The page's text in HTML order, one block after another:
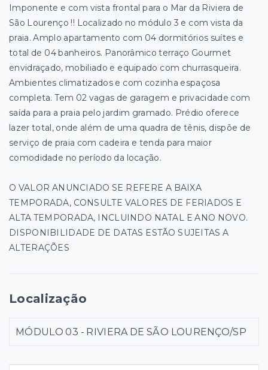
Imponente e com vista frontal para o Mar da Riviera de
São Lourenço !! Localizado no módulo 3 e com vista da
praia. Amplo apartamento com 04 dormitórios suítes e
total de 04 banheiros. Panorâmico terraço Gourmet
envidraçado, mobiliado e equipado com churrasqueira.
Ambientes climatizados e com cozinha espaçosa
completa. Tem 02 vagas de garagem e privacidade com
saída para a praia pelo jardim gramado. Prédio oferece
lazer total, onde além de uma quadra de tênis, dispõe de
serviço de praia com cadeira e tenda para maior
comodidade no período da locação.
O VALOR ANUNCIADO SE REFERE A BAIXA
TEMPORADA, CONSULTE VALORES DE FERIADOS E
ALTA TEMPORADA, INCLUINDO NATAL E ANO NOVO.
DISPONIBILIDADE DE DATAS ESTÃO SUJEITAS A
ALTERAÇÕES
Localização
MÓDULO 03 - RIVIERA DE SÃO LOURENÇO/SP